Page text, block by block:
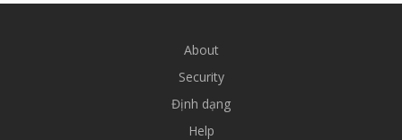
About
Security
Định dạng
Help